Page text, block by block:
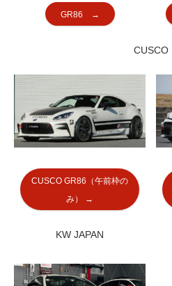
GR86 →
CUSCO
CUSCO GR86（午前枠の
み） →
KW JAPAN